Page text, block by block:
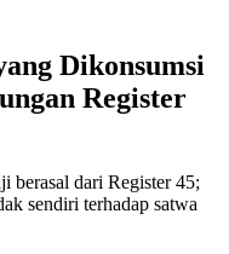
Dikonsumsi
Register
dari Register 45;
sendiri terhadap satwa